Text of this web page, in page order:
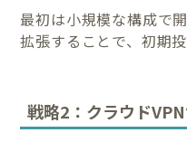
最初は小規模な構成で
拡張することで、初期
戦略2：クラウド